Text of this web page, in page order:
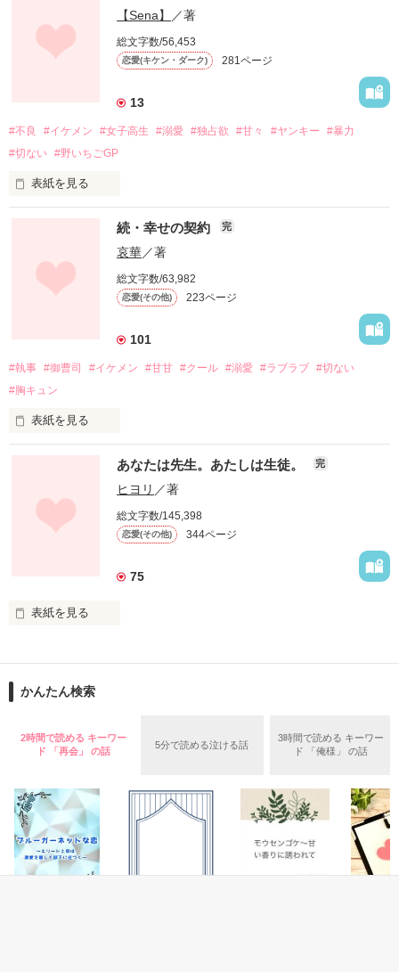
【Sena】 ／著
総文字数/56,453
恋愛(キケン・ダーク) 281ページ
13
#不良 #イケメン #女子高生 #溺愛 #独占欲 #甘々 #ヤンキー
#暴力
#切ない #野いちごGP
表紙を見る
「 ･･･行かないで 」
「 我慢できねーんだよ 」
2012.07.22.修正
≫応援ありがとうございました!!
女子中高生向けポータルサイト
Can＊P様に掲載していただけました。
綺玲様、隆海∞様、
YOH-陽-様、、ゆう様、妃織様
佐々木　莉奈様、えりゃん☆様
ぺこ_(._.)_様、紗江夏様
続・幸せの契約 完
哀華／著
総文字数/63,982
恋愛(その他) 223ページ
101
#執事 #御曹司 #イケメン #甘甘 #クール #溺愛 #ラブラブ #切ない
#胸キュン
表紙を見る
｢幸せの契約｣
180度変わった私の生活
たくさんの感想、意見本当にありがとうございます。
幸せの契約
皆様に感謝を込めた
スペシャル☆サンクス
あなたは先生。あたしは生徒。 完
ヒヨリ ／著
総文字数/145,398
恋愛(その他) 344ページ
75
表紙を見る
16歳
中村  大和
23歳
数学教師
かんたん検索
2時間で読める キーワー
ド 「再会」 の話
5分で読める泣ける話
3時間で読める キーワー
ド 「俺様」 の話